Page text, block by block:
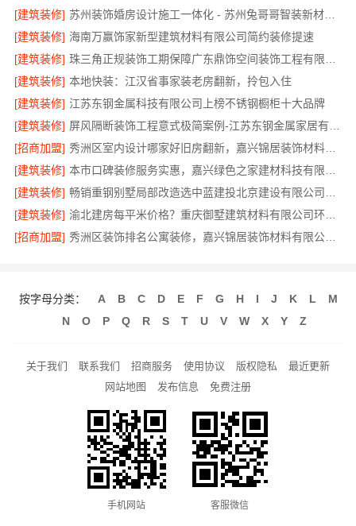
[建筑装修]
苏州装饰婚房设计施工一体化 - 苏州兔哥哥智装新材料有限公司
[建筑装修] 海南万赢饰家新型建筑材料有限公司简约装修提速
[建筑装修]
[建筑装修] 本地快装：江汉省事家装老房翻新，拎包入住
[建筑装修] 江苏东钢金属科技有限公司上榜不锈钢橱柜十大品牌
[建筑装修]
[招商加盟]
秀洲区室内设计哪家好旧房翻新，嘉兴锦居装饰材料有限公司
[建筑装修]
[建筑装修]
[建筑装修]
渝北建房每平米价格？重庆御墅建筑材料有限公司环保材料
[招商加盟]
秀洲区装饰排名公寓装修，嘉兴锦居装饰材料有限公司品质交付
按字母分类： A B C D E F G H I J K L
M
N
O P Q R S T U V W X Y Z
关于我们 联系我们 招商服务 使用协议 版权隐私
最近更新
网站地图
发布信息 免费注册
手机网站 客服微信